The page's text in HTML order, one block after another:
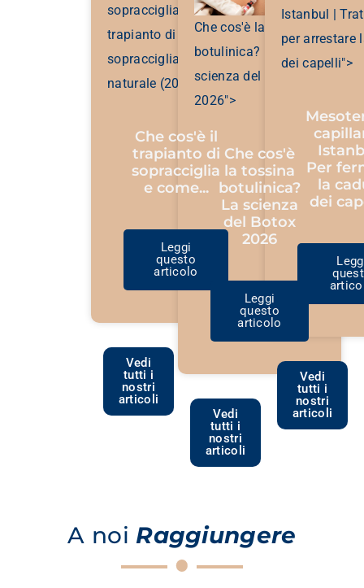
sopracciglia? Il
trapianto di
sopracciglia più
naturale (2026)">
Che cos'è il
trapianto di
sopracciglia
e come...
Leggi
questo
articolo
Vedi
tutti i
nostri
articoli
Che cos'è la tossina
botulinica? La
scienza del Botox
2026">
Che cos'è
la tossina
botulinica?
La scienza
del Botox
2026
Leggi
questo
articolo
Vedi
tutti i
nostri
articoli
Istanbul |
per arrestare
dei capelli">
Per
la
dei
Vedi
tutti i
nostri
articoli
A noi Raggiungere